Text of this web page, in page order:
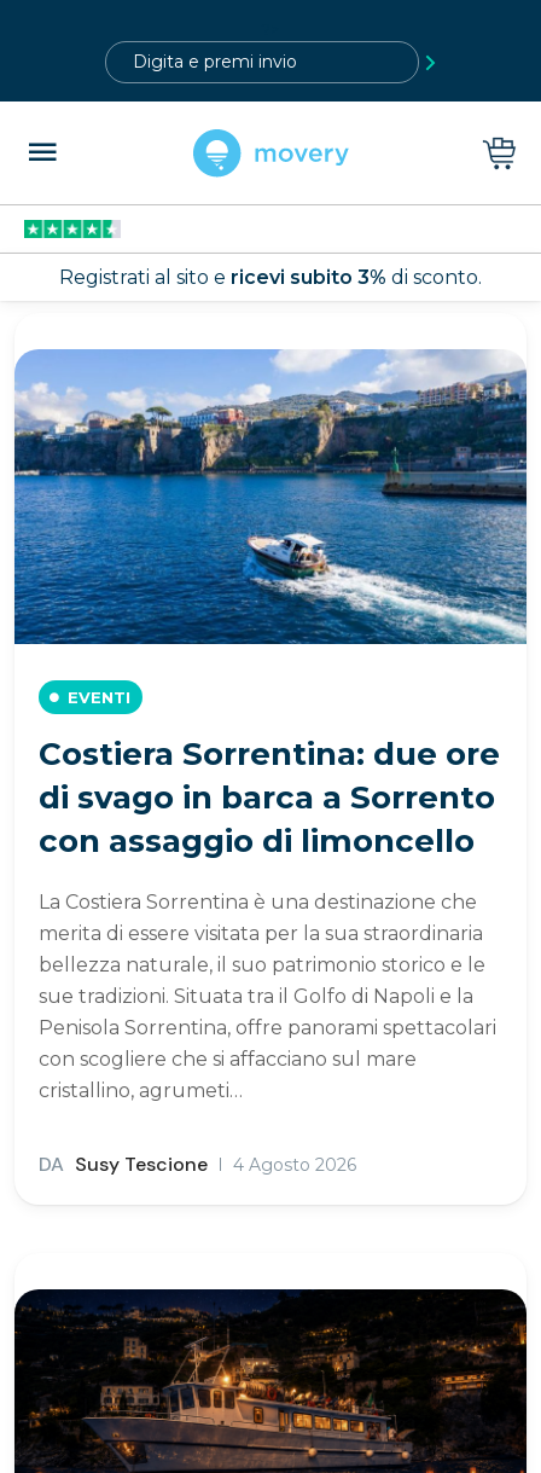
Registrati al sito e ricevi subito 3% di sconto.
EVENTI
Costiera Sorrentina: due ore
di svago in barca a Sorrento
con assaggio di limoncello
La Costiera Sorrentina è una destinazione che
merita di essere visitata per la sua straordinaria
bellezza naturale, il suo patrimonio storico e le
sue tradizioni. Situata tra il Golfo di Napoli e la
Penisola Sorrentina, offre panorami spettacolari
con scogliere che si affacciano sul mare
cristallino, agrumeti…
DA Susy Tescione 4 Agosto 2026